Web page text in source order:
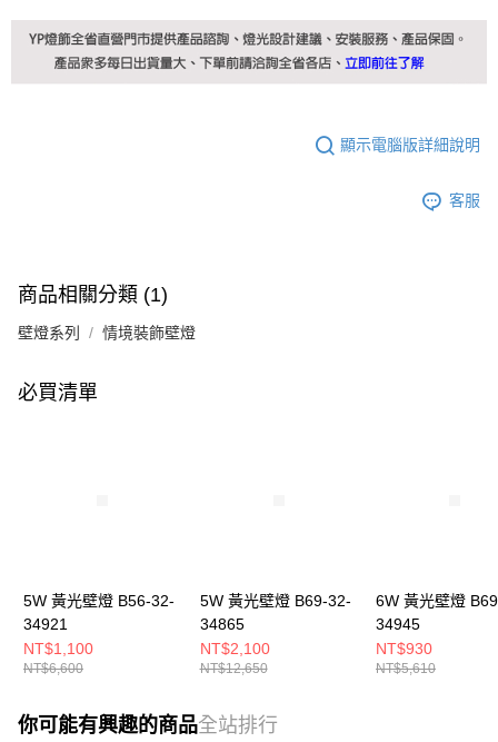
顯示電腦版詳細說明
客服
商品相關分類 (1)
壁燈系列 情境裝飾壁燈
必買清單
5W 黃光壁燈 B56-32-
34921
NT$1,100
NT$6,600
5W 黃光壁燈 B69-32-
34865
NT$2,100
NT$12,650
6W 黃光壁燈
34945
NT$930
NT$5,610
你可能有興趣的商品全站排行